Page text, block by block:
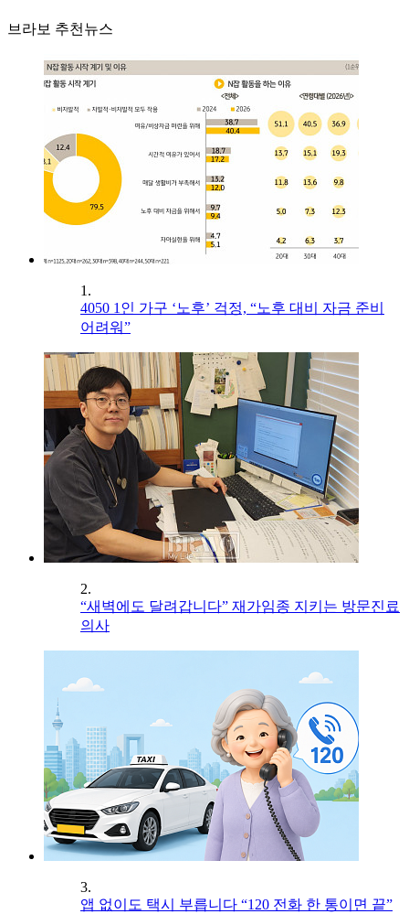
브라보 추천뉴스
1.
4050 1인 가구 ‘노후’ 걱정, “노후 대비 자금 준비
어려워”
2.
“새벽에도 달려갑니다” 재가임종 지키는 방문진료
의사
3.
앱 없이도 택시 부릅니다 “120 전화 한 통이면 끝”